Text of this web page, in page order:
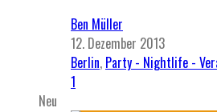
Ben Müller
12. Dezember 2013
Berlin, Party - Nightlife -
1
Neu